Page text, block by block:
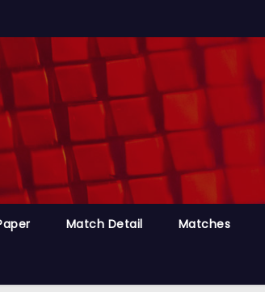
Match Detail Matches